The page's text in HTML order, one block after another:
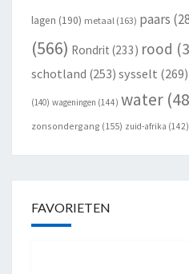
lagen (190) metaal (163) paars
(566) Rondrit (233) rood
schotland (253) sysselt (269)
(140) wageningen (144) water
zonsondergang (155) zuid-afrika (142)
FAVORIETEN